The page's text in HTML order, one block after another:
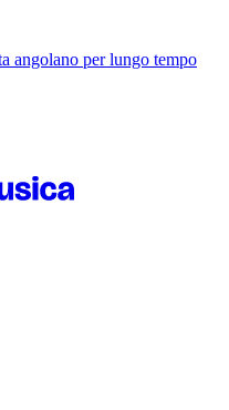
angolano per lungo tempo